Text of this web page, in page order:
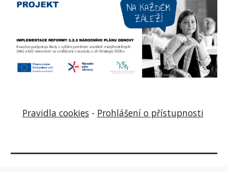
Pravidla cookies - Prohlášení o přístupnosti